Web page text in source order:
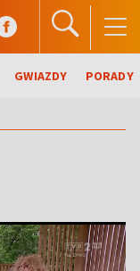
GWIAZDY PORADY